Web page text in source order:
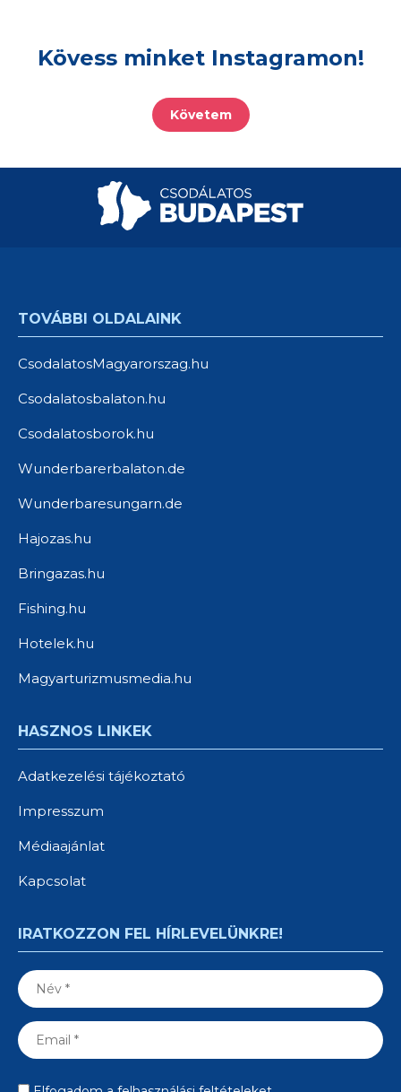
Kövess minket Instagramon!
Követem
TOVÁBBI OLDALAINK
CsodalatosMagyarorszag.hu
Csodalatosbalaton.hu
Csodalatosborok.hu
Wunderbarerbalaton.de
Wunderbaresungarn.de
Hajozas.hu
Bringazas.hu
Fishing.hu
Hotelek.hu
Magyarturizmusmedia.hu
HASZNOS LINKEK
Adatkezelési tájékoztató
Impresszum
Médiaajánlat
Kapcsolat
IRATKOZZON FEL HÍRLEVELÜNKRE!